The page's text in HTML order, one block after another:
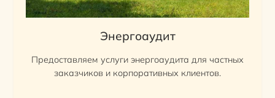
Энергоаудит
Предоставляем услуги энергоаудита для частных
заказчиков и корпоративных клиентов.